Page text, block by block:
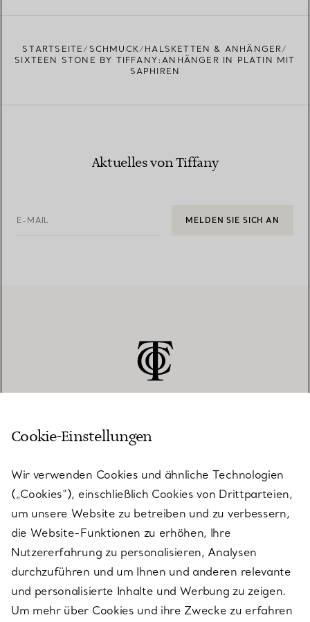
STARTSEITE SCHMUCK
HALSKETTEN & ANHÄNGER
SIXTEEN STONE BY TIFFANY:ANHÄNGER IN PLATIN MIT
SAPHIREN
Aktuelles von Tiffany
E-MAIL MELDEN SIE SICH AN
KUNDENSERVICE
SERVICES
ÜBER TIFFANY & CO.
RECHTLICHE HINWEISE
Cookie-Einstellungen
Wir verwenden Cookies und ähnliche Technologien
(„Cookies“), einschließlich Cookies von Drittparteien,
um unsere Website zu betreiben und zu verbessern,
die Website-Funktionen zu erhöhen, Ihre
Nutzererfahrung zu personalisieren, Analysen
durchzuführen und um Ihnen und anderen relevante
und personalisierte Inhalte und Werbung zu zeigen.
Um mehr über Cookies und ihre Zwecke zu erfahren